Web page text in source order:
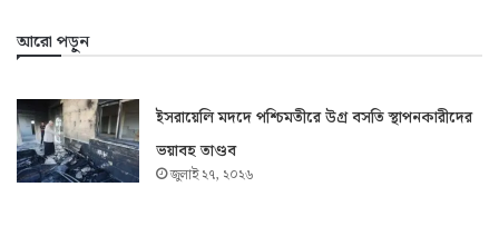
আরো পড়ুন
ইসরায়েলি মদদে পশ্চিমতীরে উগ্র বসতি স্থাপনকারীদের
ভয়াবহ তাণ্ডব
জুলাই ২৭, ২০২৬